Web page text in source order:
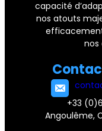
c
h
capacité
nos atouts
nos
+33
Angoulême,